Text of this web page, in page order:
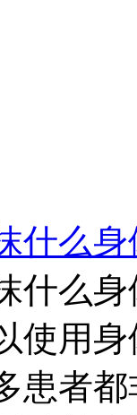
什么
什么
使用
患者